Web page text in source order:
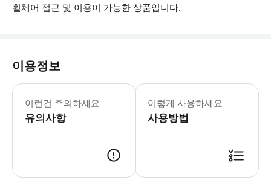
휠체어 접근 및 이용이 가능한 상품입니다.
이용정보
이런건 주의하세요
유의사항
▶ 꼭 알아두세요 2026년 1월 6일까
이렇게 사용하세요
사용방법